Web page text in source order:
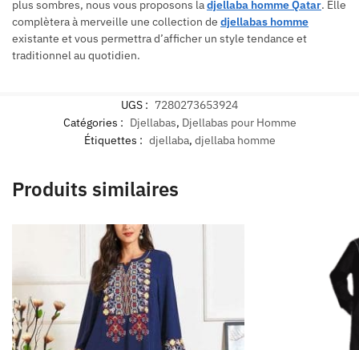
plus sombres, nous vous proposons ladjellaba homme Qatar. Elle
complètera à merveille une collection de djellabas homme
existante et vous permettra d’afficher un style tendance et
traditionnel au quotidien.
UGS : 7280273653924
Catégories : Djellabas, Djellabas pour Homme
Étiquettes : djellaba, djellaba homme
Produits similaires